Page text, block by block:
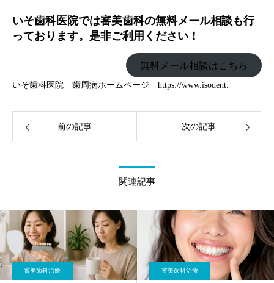
いそ歯科医院では審美歯科の無料メール相談も行
っております。是非ご利用ください！
無料メール相談はこちら
いそ歯科医院 歯周病ホームページ https://www.isodent.
前の記事 次の記事
関連記事
審美歯科治療 審美歯科治療